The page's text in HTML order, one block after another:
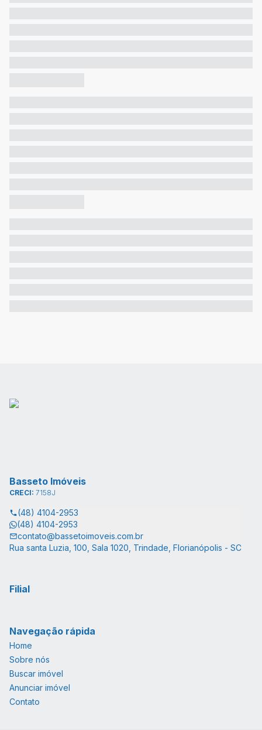
Basseto Imóveis
CRECI: 7158J
(48) 4104-2953
(48) 4104-2953
contato@bassetoimoveis.com.br
Rua santa Luzia, 100, Sala 1020, Trindade, Florianópolis - SC
Filial
Navegação rápida
Home
Sobre nós
Buscar imóvel
Anunciar imóvel
Contato